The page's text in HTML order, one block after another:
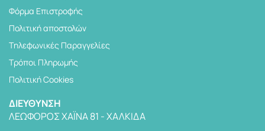
Φόρμα Επιστροφής
Πολιτική αποστολών
Tηλεφωνικές Παραγγελίες
Τρόποι Πληρωμής
Πολιτική Cookies
ΔΙΕΎΘΥΝΣΗ
ΛΕΩΦΌΡΟΣ ΧΑΪΝΆ 81 - ΧΑΛΚΊΔΑ